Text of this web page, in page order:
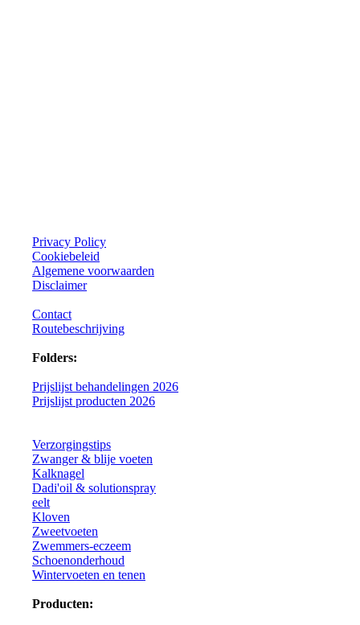
Privacy Policy
Cookiebeleid
Algemene voorwaarden
Disclaimer
Contact
Routebeschrijving
Folders:
Prijslijst behandelingen 2026
Prijslijst producten 2026
Verzorgingstips
Zwanger & blije voeten
Kalknagel
Dadi'oil & solutionspray
eelt
Kloven
Zweetvoeten
Zwemmers-eczeem
Schoenonderhoud
Wintervoeten en tenen
Producten: